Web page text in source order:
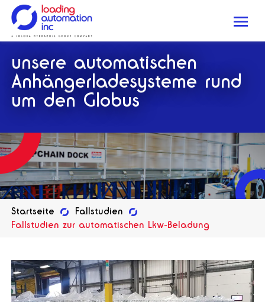
Loading
Inc
unsere automatischen
Anhängerladesysteme rund
um den Globus
Startseite
Fallstudien
Fallstudien zur automatischen Lkw-Beladung